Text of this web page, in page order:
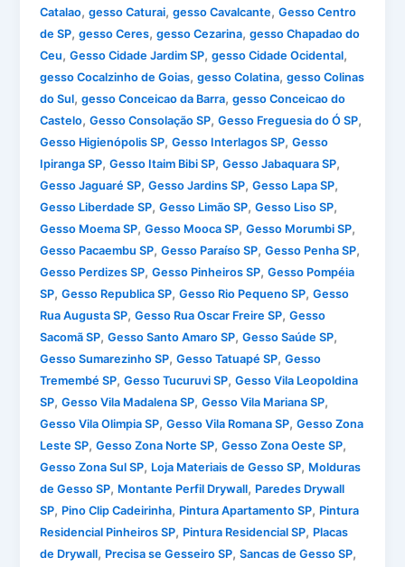
Catalao,gesso Caturai,gesso Cavalcante,Gesso Centro
de SP,gesso Ceres,gesso Cezarina,gesso Chapadao do
Ceu,Gesso Cidade Jardim SP,gesso Cidade Ocidental,
gesso Cocalzinho de Goias,gesso Colatina,gesso Colinas
do Sul,gesso Conceicao da Barra,gesso Conceicao do
Castelo,Gesso Consolação SP,Gesso Freguesia do Ó SP,
Gesso Higienópolis SP,Gesso Interlagos SP,Gesso
Ipiranga SP,Gesso Itaim Bibi SP,Gesso Jabaquara SP,
Gesso Jaguaré SP,Gesso Jardins SP,Gesso Lapa SP,
Gesso Liberdade SP,Gesso Limão SP,Gesso Liso SP,
Gesso Moema SP,Gesso Mooca SP,Gesso Morumbi SP,
Gesso Pacaembu SP,Gesso Paraíso SP,Gesso Penha SP,
Gesso Perdizes SP,Gesso Pinheiros SP,Gesso Pompéia
SP,Gesso Republica SP,Gesso Rio Pequeno SP,Gesso
Rua Augusta SP,Gesso Rua Oscar Freire SP,Gesso
Sacomã SP,Gesso Santo Amaro SP,Gesso Saúde SP,
Gesso Sumarezinho SP,Gesso Tatuapé SP,Gesso
Tremembé SP,Gesso Tucuruvi SP,Gesso Vila Leopoldina
SP,Gesso Vila Madalena SP,Gesso Vila Mariana SP,
Gesso Vila Olimpia SP,Gesso Vila Romana SP,Gesso Zona
Leste SP,Gesso Zona Norte SP,Gesso Zona Oeste SP,
Gesso Zona Sul SP, Loja Materiais de Gesso SP, Molduras
de Gesso SP, Montante Perfil Drywall, Paredes Drywall
SP, Pino Clip Cadeirinha, Pintura Apartamento SP, Pintura
Residencial Pinheiros SP, Pintura Residencial SP, Placas
de Drywall, Precisa se Gesseiro SP,Sancas de Gesso SP,